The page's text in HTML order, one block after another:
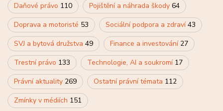
Daňové právo 110 Pojištění a náhrada škody 64
Doprava a motoristé 53 Sociální podpora a zdraví43
SVJ a bytová družstva 49 Finance a investování 27
Trestní právo 133 Technologie, AI a soukromí 17
Právní aktuality 269 Ostatní právní témata 112
Zmínky v médiích 151